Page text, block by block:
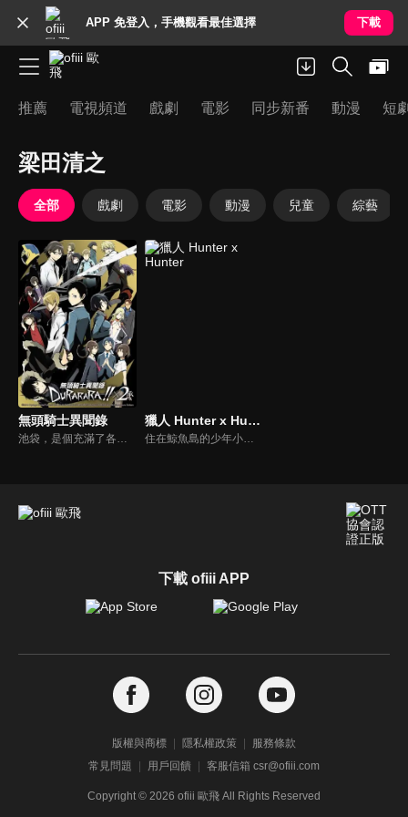
APP 免登入，手機觀看最佳選擇 下載
推薦 電視頻道 戲劇 電影 同步新番 動漫 短
梁田清之
全部 戲劇 電影 動漫 兒童 綜藝
無頭騎士異聞錄
池袋，是個充滿了各種事件的導火線，以及被事件捲入的人們所聚集的地方。謎樣的Dollars首腦、消聲暱跡的「黃巾賊」、受到控制的妖刀使「罪歌」、無頭騎士及密醫情侶檔、池袋最強的男人與宿敵情報商。充滿好奇心的新同學、俄羅斯美女送貨人、暴走族的小頭目，各種不尋常的全新角色陸續登場。
獵人 Hunter x Hunter
住在鯨魚島的少年小傑，他的夢想就是要像父親一樣成為一名「獵人」。向分散在這個世界各角落的財寶、秘寶、珍品、珍獸及「未知」賭上性命挑戰！決心要成為全職獵人而踏上旅途的小傑，與同樣以獵人為目標努力的酷拉皮卡、雷歐力、奇犽相遇。異想天開、壯烈精彩的冒險即將展開！
下載 ofiii APP
版權與商標 隱私權政策
服務條款
常見問題
用戶回饋 客服信箱 csr@ofiii.com
Copyright © 2026 ofiii 歐飛 All Rights Reserved